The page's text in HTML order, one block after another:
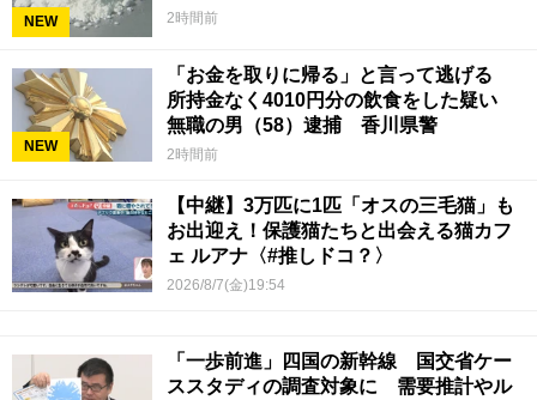
NEW 2時間前
NEW
「お金を取りに帰る」と言って逃げる
所持金なく4010円分の飲食をした疑い
無職の男（58）逮捕 香川県警
2時間前
【中継】3万匹に1匹「オスの三毛猫」も
お出迎え！保護猫たちと出会える猫カフ
ェ ルアナ〈#推しドコ？〉
2026/8/7(金)19:54
「一歩前進」四国の新幹線 国交省ケー
ススタディの調査対象に 需要推計やル